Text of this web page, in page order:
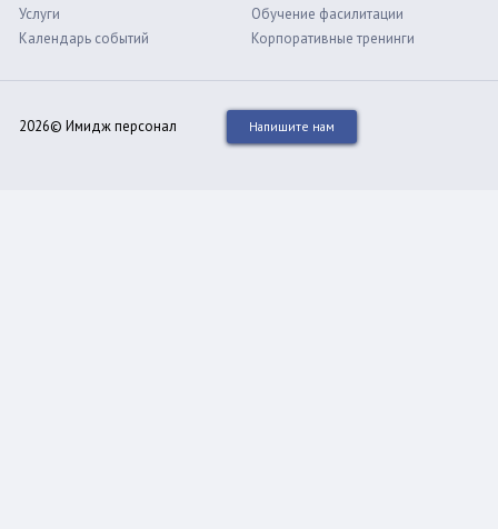
Услуги
Календарь событий
Обучение фасилитации
Корпоративные тренинги
2026© Имидж персонал Напишите нам